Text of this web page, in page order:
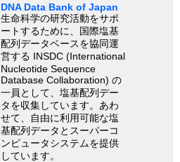
DNA Data Bank of Japan
生命科学の研究活動をサポ
ートするために、国際塩基
配列データベースを協同運
営する INSDC (International
Nucleotide Sequence
Database Collaboration) の
一員として、塩基配列デー
タを収集しています。あわ
せて、自由に利用可能な塩
基配列データとスーパーコ
ンピュータシステムを提供
しています。